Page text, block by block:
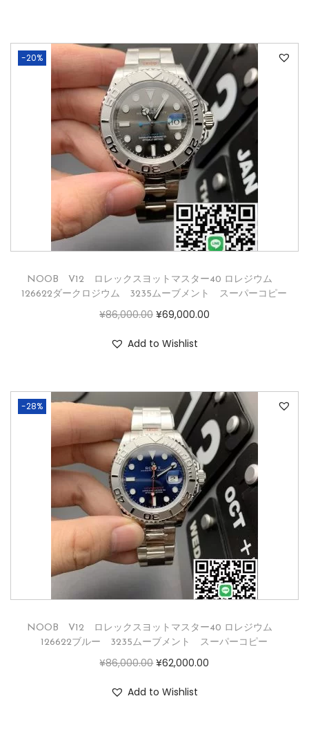
-20%
NOOB V12 ロレックスヨットマスター40 ロレジウム
126622ダークロジウム 3235ムーブメント スーパーコピー
¥86,000.00 ¥69,000.00
Add to Wishlist
-28%
NOOB V12 ロレックスヨットマスター40 ロレジウム
126622ブルー 3235ムーブメント スーパーコピー
¥86,000.00 ¥62,000.00
Add to Wishlist